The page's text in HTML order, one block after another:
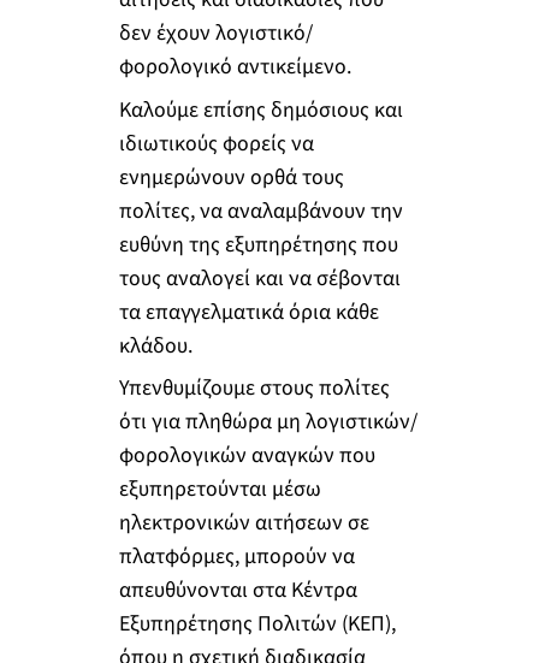
δεν έχουν λογιστικό/
φορολογικό αντικείμενο.
Καλούμε επίσης δημόσιους και
ιδιωτικούς φορείς να
ενημερώνουν ορθά τους
πολίτες, να αναλαμβάνουν την
ευθύνη της εξυπηρέτησης που
τους αναλογεί και να σέβονται
τα επαγγελματικά όρια κάθε
κλάδου.
Υπενθυμίζουμε στους πολίτες
ότι για πληθώρα μη λογιστικών/
φορολογικών αναγκών που
εξυπηρετούνται μέσω
ηλεκτρονικών αιτήσεων σε
πλατφόρμες, μπορούν να
απευθύνονται στα Κέντρα
Εξυπηρέτησης Πολιτών (ΚΕΠ),